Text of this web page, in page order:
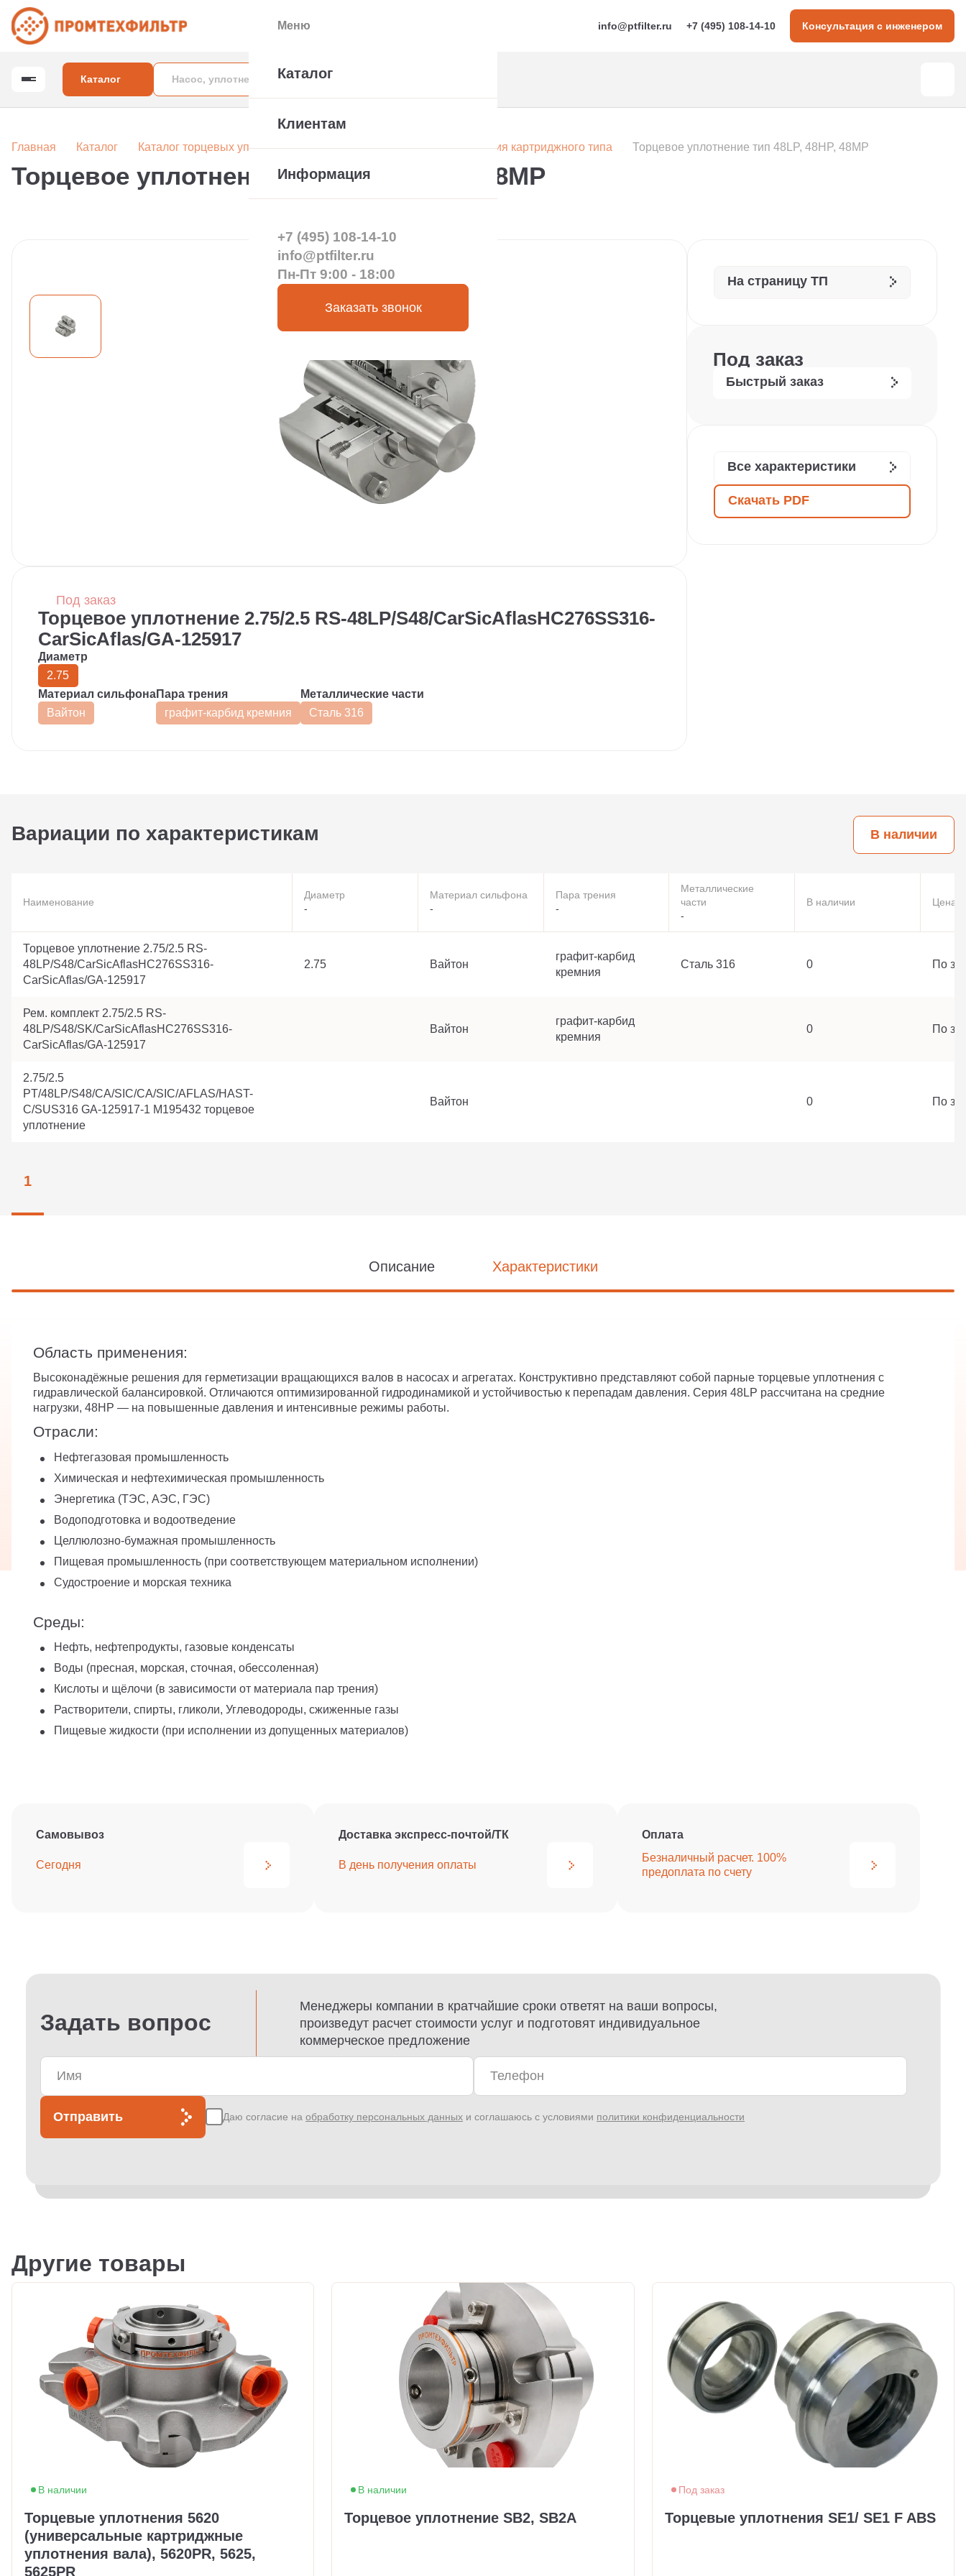
info@ptfilter.ru +7 (495) 108-14-10 Консультация с инженером
Каталог
Главная Каталог Каталог торцевых уплотнений вала насоса Торцевые уплотнения картриджного типа Торцевое уплотнение тип 48LP, 48HP, 48MP
Торцевое уплотнение тип 48LP, 48HP, 48MP
Под заказ
Торцевое уплотнение 2.75/2.5 RS-48LP/S48/CarSicAflasHC276SS316-
CarSicAflas/GA-125917
Диаметр
2.75
Материал сильфона
Вайтон
Пара трения
графит-карбид кремния
Металлические части
Сталь 316
На страницу ТП
Под заказ
Быстрый заказ
Все характеристики
Скачать PDF
Вариации по характеристикам В наличии
Наименование
Диаметр
-
Материал сильфона
-
Пара трения
-
Металлические
части
-
В наличии Цена
Торцевое уплотнение 2.75/2.5 RS-
48LP/S48/CarSicAflasHC276SS316-
CarSicAflas/GA-125917
2.75 Вайтон
графит-карбид
кремния
Сталь 316 0 По
Рем. комплект 2.75/2.5 RS-
48LP/S48/SK/CarSicAflasHC276SS316-
CarSicAflas/GA-125917
Вайтон
графит-карбид
кремния
0 По
2.75/2.5
PT/48LP/S48/CA/SIC/CA/SIC/AFLAS/HAST-
C/SUS316 GA-125917-1 M195432 торцевое
уплотнение
Вайтон 0 По
1
Описание Характеристики
Область применения:
Высоконадёжные решения для герметизации вращающихся валов в насосах и агрегатах. Конструктивно представляют собой парные торцевые уплотнения с
гидравлической балансировкой. Отличаются оптимизированной гидродинамикой и устойчивостью к перепадам давления. Серия 48LP рассчитана на средние
нагрузки, 48HP — на повышенные давления и интенсивные режимы работы.
Отрасли:
Нефтегазовая промышленность
Химическая и нефтехимическая промышленность
Энергетика (ТЭС, АЭС, ГЭС)
Водоподготовка и водоотведение
Целлюлозно‑бумажная промышленность
Пищевая промышленность (при соответствующем материальном исполнении)
Судостроение и морская техника
Среды:
Нефть, нефтепродукты, газовые конденсаты
Воды (пресная, морская, сточная, обессоленная)
Кислоты и щёлочи (в зависимости от материала пар трения)
Растворители, спирты, гликоли, Углеводороды, сжиженные газы
Пищевые жидкости (при исполнении из допущенных материалов)
Самовывоз
Сегодня
Доставка экспресс-почтой/ТК
В день получения оплаты
Оплата
Безналичный расчет. 100%
предоплата по счету
Задать вопрос
Менеджеры компании в кратчайшие сроки ответят на ваши вопросы,
произведут расчет стоимости услуг и подготовят индивидуальное
коммерческое предложение
Отправить Даю согласие на обработку персональных данных и соглашаюсь с условиями политики конфиденциальности
Другие товары
В наличии
Торцевые уплотнения 5620
(универсальные картриджные
уплотнения вала), 5620PR, 5625,
5625PR
В наличии
Торцевое уплотнение SB2, SB2A
Под заказ
Торцевые уплотнения SE1/ SE1 F ABS
Меню
Каталог
Клиентам
Информация
+7 (495) 108-14-10
info@ptfilter.ru
Пн-Пт 9:00 - 18:00
Заказать звонок